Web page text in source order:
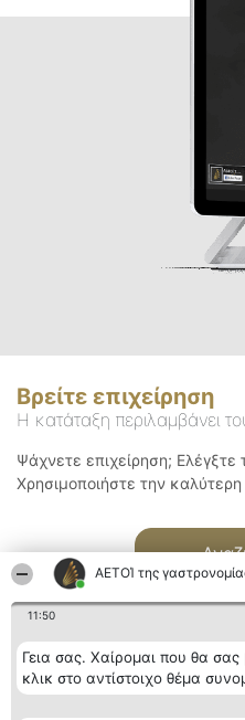
ΑΕΤΟΊ της
11:50
Γεια σας. Χαίρομαι που θα
κλικ στο αντίστοιχο θέμα
Βρείτε επιχείρηση
Η κατάταξη περιλαμβάνει
Ψάχνετε επιχείρηση;
Χρησιμοποιήστε την
Διοργανωτής της